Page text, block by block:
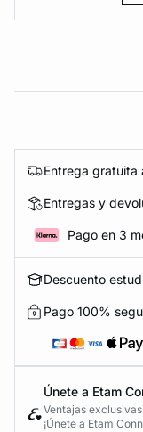
Entrega gratuita
Entregas y
Pago en 3
Descuento
Pago 100%
Únete a Etam
Ventajas
¡Únete a Etam